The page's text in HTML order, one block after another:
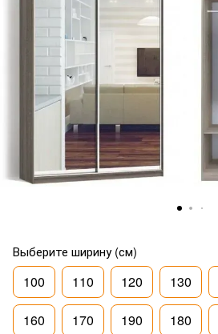
Выберите ширину (см)
100 110 120 130
160 170 190 180